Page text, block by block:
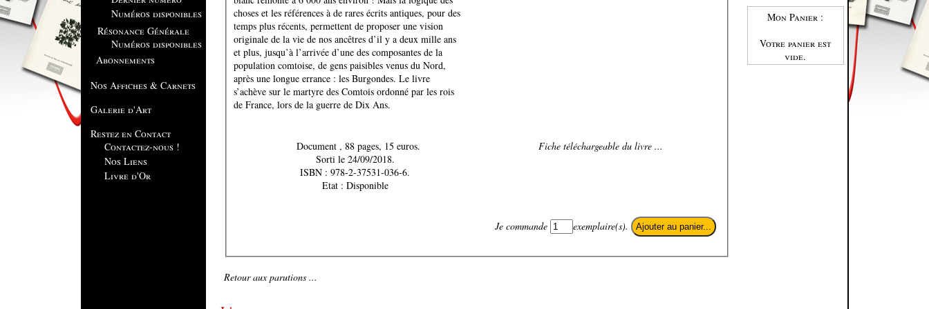
Numéros disponibles
Résonance Générale
Numéros disponibles
Abonnements
Nos Affiches & Carnets
Galerie d'Art
Restez en Contact
Contactez-nous !
Nos Liens
Livre d'Or
Mon Panier :
Votre panier est
vide.
choses et les références à de rares écrits antiques, pour des
temps plus récents, permettent de proposer une vision
originale de la vie de nos ancêtres d’il y a deux mille ans
et plus, jusqu’à l’arrivée d’une des composantes de la
population comtoise, de gens paisibles venus du Nord,
après une longue errance : les Burgondes. Le livre
s’achève sur le martyre des Comtois ordonné par les rois
de France, lors de la guerre de Dix Ans.
Document , 88 pages, 15 euros.
Sorti le 24/09/2018.
ISBN : 978-2-37531-036-6.
Etat : Disponible
Fiche téléchargeable du livre ...
Je commande exemplaire(s).
Retour aux parutions ...